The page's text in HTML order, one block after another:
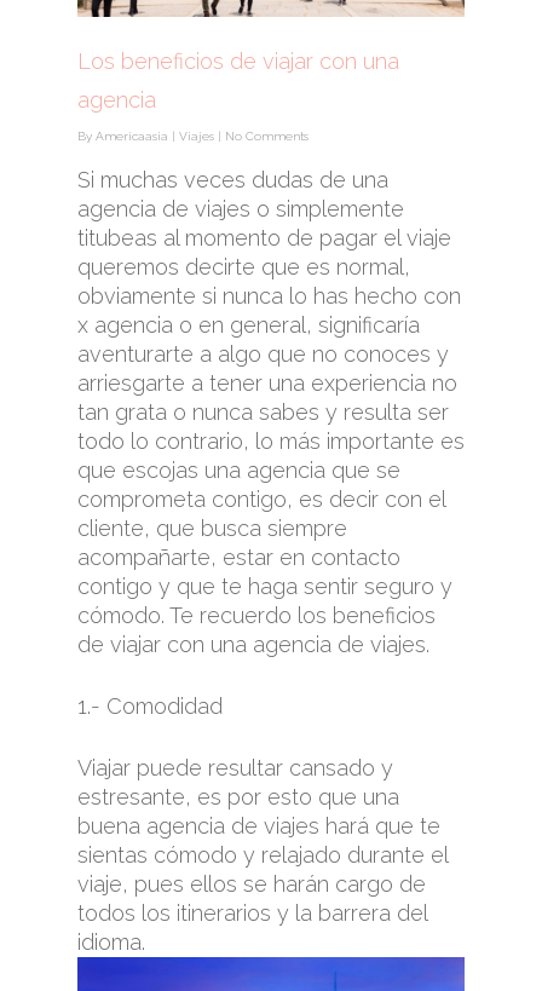
Los beneficios de viajar con una
agencia
By Americaasia | Viajes | No Comments
Si muchas veces dudas de una
agencia de viajes o simplemente
titubeas al momento de pagar el viaje
queremos decirte que es normal,
obviamente si nunca lo has hecho con
x agencia o en general, significaría
aventurarte a algo que no conoces y
arriesgarte a tener una experiencia no
tan grata o nunca sabes y resulta ser
todo lo contrario, lo más importante es
que escojas una agencia que se
comprometa contigo, es decir con el
cliente, que busca siempre
acompañarte, estar en contacto
contigo y que te haga sentir seguro y
cómodo. Te recuerdo los beneficios
de viajar con una agencia de viajes.
1.- Comodidad
Viajar puede resultar cansado y
estresante, es por esto que una
buena agencia de viajes hará que te
sientas cómodo y relajado durante el
viaje, pues ellos se harán cargo de
todos los itinerarios y la barrera del
idioma.